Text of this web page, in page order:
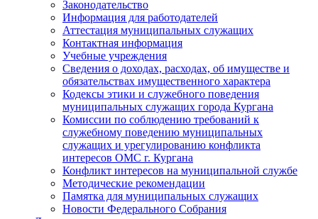
Законодательство
Информация для работодателей
Аттестация муниципальных служащих
Контактная информация
Учебные учреждения
Сведения о доходах, расходах, об имуществе и
обязательствах имущественного характера
Кодексы этики и служебного поведения
муниципальных служащих города Кургана
Комиссии по соблюдению требований к
служебному поведению муниципальных
служащих и урегулированию конфликта
интересов ОМС г. Кургана
Конфликт интересов на муниципальной службе
Методические рекомендации
Памятка для муниципальных служащих
Новости Федерального Cобрания